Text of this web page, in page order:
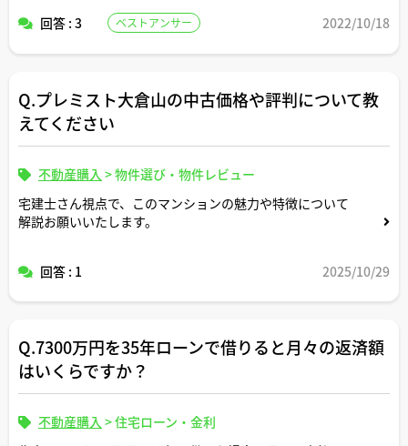
回答 : 3
ベストアンサー 2022/10/18
Q.プレミスト大倉山の中古価格や評判について教
えてください
不動産購入 >物件選び・物件レビュー
宅建士さん視点で、このマンションの魅力や特徴について
解説お願いいたします。
回答 : 1 2025/10/29
Q.7300万円を35年ローンで借りると月々の返済額
はいくらですか？
不動産購入 >住宅ローン・金利